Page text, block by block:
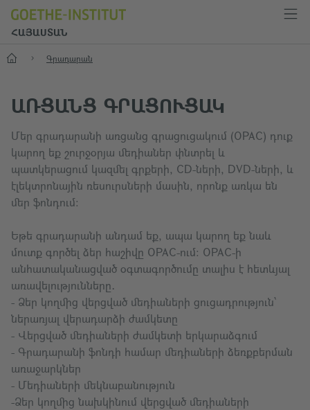
ՀԱՅԱՍՏԱՆ
Start
Գրադարան
ԱՌՑԱՆՑ ԳՐԱՑՈՒՑԱԿ
Մեր գրադարանի առցանց գրացուցակում (OPAC) դուք
կարող եք շուրջօրյա մեդիաներ փնտրել և
պատկերացում կազմել գրքերի, CD-ների, DVD-ների, և
էլեկտրոնային ռեսուրսների մասին, որոնք առկա են
մեր ֆոնդում։
Եթե գրադարանի անդամ եք, ապա կարող եք նաև
մուտք գործել ձեր հաշիվը OPAC-ում։ OPAC-ի
անհատականացված օգտագործումը տալիս է հետևյալ
առավելությունները․
- Ձեր կողմից վերցված մեդիաների ցուցադրություն՝
ներառյալ վերադարձի ժամկետը
- Վերցված մեդիաների ժամկետի երկարաձգում
- Գրադարանի ֆոնդի համար մեդիաների ձեռքբերման
առաջարկներ
- Մեդիաների մեկնաբանություն
-Ձեր կողմից նախկինում վերցված մեդիաների